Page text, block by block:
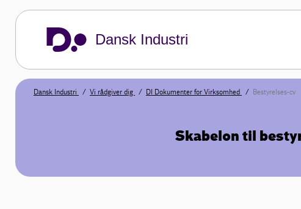
Dansk Industri
Dansk Industri Vi rådgiver dig DI Dokumenter for Virksomhed Bestyrelses-cv
Skabelon til